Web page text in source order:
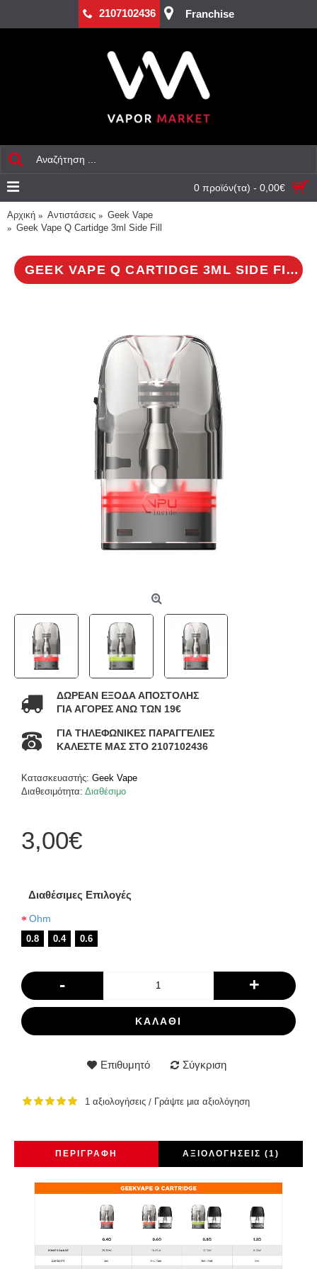
2107102436 Franchise
0 προϊόν(τα) - 0,00€
Αρχική Aντιστάσεις
Geek Vape
Geek Vape Q Cartidge 3ml Side Fill
GEEK VAPE Q CARTIDGE 3ML SIDE FILL
ΔΩΡΕΑΝ ΕΞΟΔΑ ΑΠΟΣΤΟΛΗΣ
ΓΙΑ ΑΓΟΡΕΣ ΑΝΩ ΤΩΝ 19€
ΓΙΑ ΤΗΛΕΦΩΝΙΚΕΣ ΠΑΡΑΓΓΕΛΙΕΣ
ΚΑΛΕΣΤΕ ΜΑΣ ΣΤΟ 2107102436
Κατασκευαστής: Geek Vape
Διαθεσιμότητα: Διαθέσιμο
3,00€
Διαθέσιμες Επιλογές
Ohm
0.8 0.4 0.6
- +
ΚΑΛΆΘΙ
Επιθυμητό Σύγκριση
1 αξιολογήσεις / Γράψτε μια αξιολόγηση
ΠΕΡΙΓΡΑΦΉ ΑΞΙΟΛΟΓΉΣΕΙΣ (1)